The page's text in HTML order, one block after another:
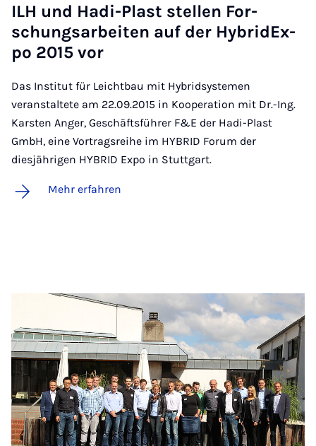
ILH und Ha­di-Plast stel­len For­
schungs­a­r­bei­ten auf der Hy­bri­d­Ex­
po 2015 vor
Das Institut für Leichtbau mit Hybridsystemen
veranstaltete am 22.09.2015 in Kooperation mit Dr.-Ing.
Karsten Anger, Geschäftsführer F&E der Hadi-Plast
GmbH, eine Vortragsreihe im HYBRID Forum der
diesjährigen HYBRID Expo in Stuttgart.
Mehr erfahren